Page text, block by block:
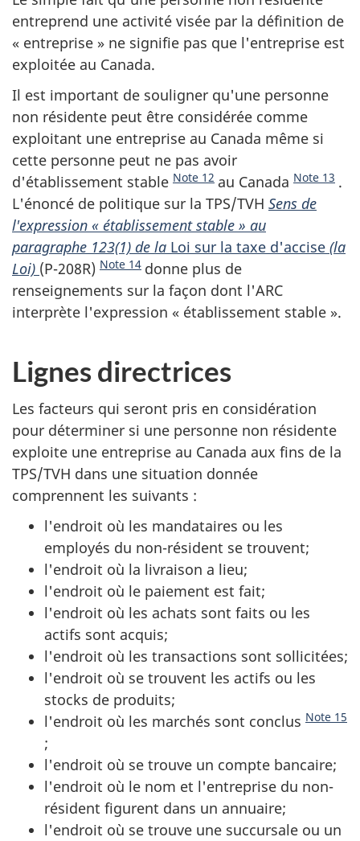
entreprend une activité visée par la définition de
« entreprise » ne signifie pas que l'entreprise est
exploitée au Canada.
Il est important de souligner qu'une personne
non résidente peut être considérée comme
exploitant une entreprise au Canada même si
cette personne peut ne pas avoir
d'établissement stable Note 12 au Canada Note 13 .
L'énoncé de politique sur la TPS/TVH Sens de
l'expression « établissement stable » au
paragraphe 123(1) de la Loi sur la taxe d'accise (la
Loi) (P-208R) Note 14 donne plus de
renseignements sur la façon dont l'ARC
interprète l'expression « établissement stable ».
Lignes directrices
Les facteurs qui seront pris en considération
pour déterminer si une personne non résidente
exploite une entreprise au Canada aux fins de la
TPS/TVH dans une situation donnée
comprennent les suivants :
l'endroit où les mandataires ou les
employés du non-résident se trouvent;
l'endroit où la livraison a lieu;
l'endroit où le paiement est fait;
l'endroit où les achats sont faits ou les
actifs sont acquis;
l'endroit où les transactions sont sollicitées;
l'endroit où se trouvent les actifs ou les
stocks de produits;
l'endroit où les marchés sont conclus Note 15
;
l'endroit où se trouve un compte bancaire;
l'endroit où le nom et l'entreprise du non-
résident figurent dans un annuaire;
l'endroit où se trouve une succursale ou un